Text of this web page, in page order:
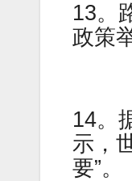
13。
政策
14。
示，
要”。